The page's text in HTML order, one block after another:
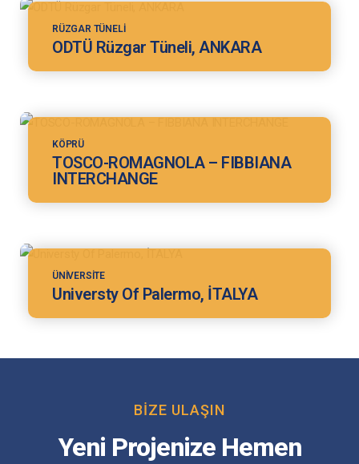
RÜZGAR TÜNELI
ODTÜ Rüzgar Tüneli, ANKARA
KÖPRÜ
TOSCO-ROMAGNOLA – FIBBIANA
INTERCHANGE
ÜNIVERSITE
Universty Of Palermo, İTALYA
BIZE ULAŞIN
Yeni Projenize Hemen